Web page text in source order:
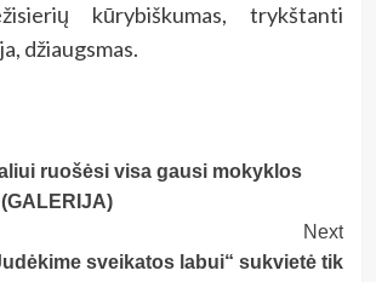
kūrybiškumas, trykštanti
džiaugsmas.
ruošėsi visa gausi mokyklos
Next
sveikatos labui“ sukvietė tik